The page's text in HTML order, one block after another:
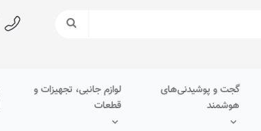
گجت و پوشیدنی‌های
هوشمند
لوازم جانبی، تجهیزات و
قطعات